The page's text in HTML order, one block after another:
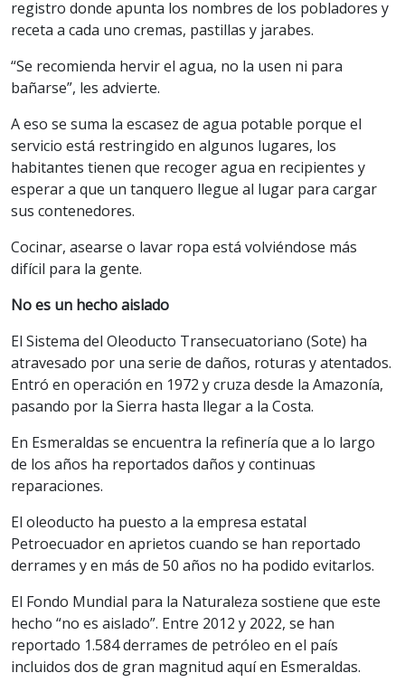
registro donde apunta los nombres de los pobladores y
receta a cada uno cremas, pastillas y jarabes.
“Se recomienda hervir el agua, no la usen ni para
bañarse”, les advierte.
A eso se suma la escasez de agua potable porque el
servicio está restringido en algunos lugares, los
habitantes tienen que recoger agua en recipientes y
esperar a que un tanquero llegue al lugar para cargar
sus contenedores.
Cocinar, asearse o lavar ropa está volviéndose más
difícil para la gente.
No es un hecho aislado
El Sistema del Oleoducto Transecuatoriano (Sote) ha
atravesado por una serie de daños, roturas y atentados.
Entró en operación en 1972 y cruza desde la Amazonía,
pasando por la Sierra hasta llegar a la Costa.
En Esmeraldas se encuentra la refinería que a lo largo
de los años ha reportados daños y continuas
reparaciones.
El oleoducto ha puesto a la empresa estatal
Petroecuador en aprietos cuando se han reportado
derrames y en más de 50 años no ha podido evitarlos.
El Fondo Mundial para la Naturaleza sostiene que este
hecho “no es aislado”. Entre 2012 y 2022, se han
reportado 1.584 derrames de petróleo en el país
incluidos dos de gran magnitud aquí en Esmeraldas.